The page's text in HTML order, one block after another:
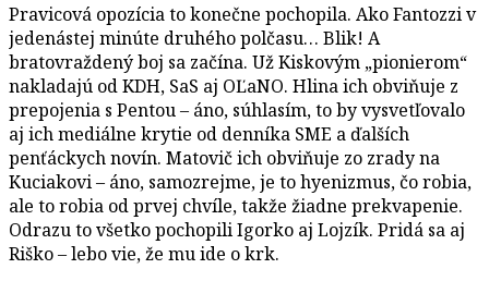
Pravicová opozícia to konečne pochopila. Ako Fantozzi v
jedenástej minúte druhého polčasu… Blik! A
bratovraždený boj sa začína. Už Kiskovým „pionierom“
nakladajú od KDH, SaS aj OĽaNO. Hlina ich obviňuje z
prepojenia s Pentou – áno, súhlasím, to by vysvetľovalo
aj ich mediálne krytie od denníka SME a ďalších
penťáckych novín. Matovič ich obviňuje zo zrady na
Kuciakovi – áno, samozrejme, je to hyenizmus, čo robia,
ale to robia od prvej chvíle, takže žiadne prekvapenie.
Odrazu to všetko pochopili Igorko aj Lojzík. Pridá sa aj
Riško – lebo vie, že mu ide o krk.